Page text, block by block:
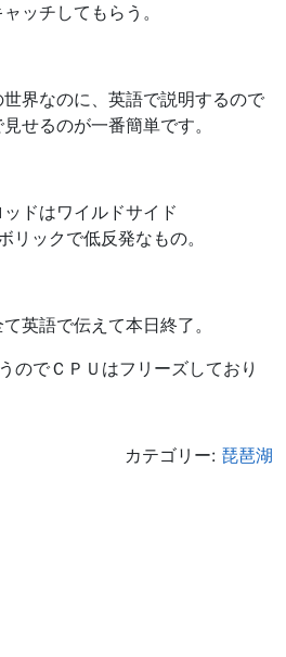
ッチしてもらう。
界なのに、英語で説明するので
せるのが一番簡単です。
ドはワイルドサイド
リックで低反発なもの。
英語で伝えて本日終了。
のでＣＰＵはフリーズしており
カテゴリー: 琵琶湖